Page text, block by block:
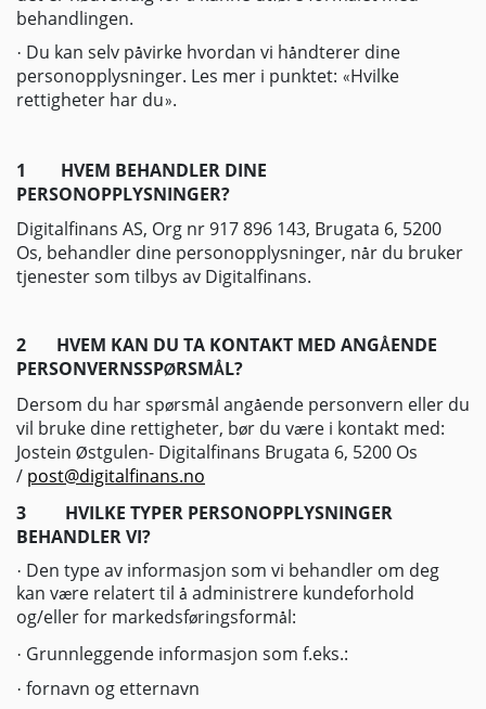
behandlingen.
· Du kan selv påvirke hvordan vi håndterer dine
personopplysninger. Les mer i punktet: «Hvilke
rettigheter har du».
1
HVEM BEHANDLER DINE
PERSONOPPLYSNINGER?
Digitalfinans AS, Org nr 917 896 143, Brugata 6, 5200
Os, behandler dine personopplysninger, når du bruker
tjenester som tilbys av Digitalfinans.
2 HVEM KAN DU TA KONTAKT MED ANGÅENDE
PERSONVERNSSPØRSMÅL?
Dersom du har spørsmål angående personvern eller du
vil bruke dine rettigheter, bør du være i kontakt med:
Jostein Østgulen- Digitalfinans Brugata 6, 5200 Os
/ post@digitalfinans.no
3
HVILKE TYPER PERSONOPPLYSNINGER
BEHANDLER VI?
· Den type av informasjon som vi behandler om deg
kan være relatert til å administrere kundeforhold
og/eller for markedsføringsformål:
· Grunnleggende informasjon som f.eks.:
· fornavn og etternavn